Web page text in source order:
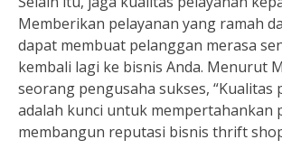
Memberikan pelayanan yang ramah
dapat membuat pelanggan merasa
kembali lagi ke bisnis Anda. Menurut
seorang pengusaha sukses, “Kualitas
adalah kunci untuk mempertahankan
membangun reputasi bisnis thrift